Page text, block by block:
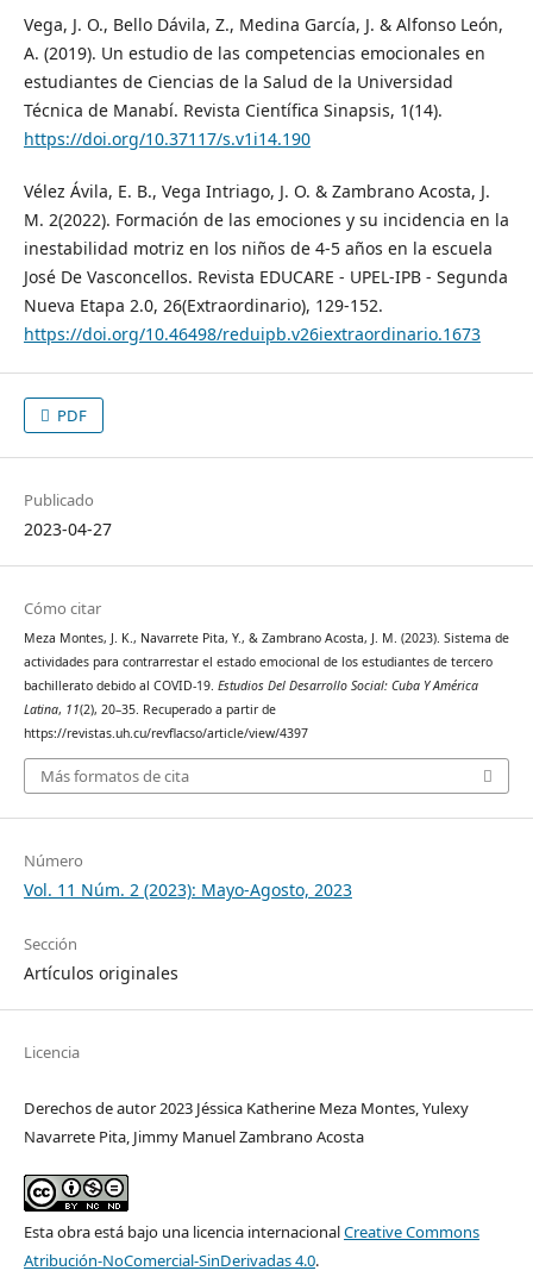
Vega, J. O., Bello Dávila, Z., Medina García, J. & Alfonso León,
A. (2019). Un estudio de las competencias emocionales en
estudiantes de Ciencias de la Salud de la Universidad
Técnica de Manabí. Revista Científica Sinapsis, 1(14).
https://doi.org/10.37117/s.v1i14.190
Vélez Ávila, E. B., Vega Intriago, J. O. & Zambrano Acosta, J.
M. 2(2022). Formación de las emociones y su incidencia en la
inestabilidad motriz en los niños de 4-5 años en la escuela
José De Vasconcellos. Revista EDUCARE - UPEL-IPB - Segunda
Nueva Etapa 2.0, 26(Extraordinario), 129-152.
https://doi.org/10.46498/reduipb.v26iextraordinario.1673
PDF
Publicado
2023-04-27
Cómo citar
Meza Montes, J. K., Navarrete Pita, Y., & Zambrano Acosta, J. M. (2023). Sistema de
actividades para contrarrestar el estado emocional de los estudiantes de tercero
bachillerato debido al COVID-19. Estudios Del Desarrollo Social: Cuba Y América
Latina, 11(2), 20–35. Recuperado a partir de
https://revistas.uh.cu/revflacso/article/view/4397
Más formatos de cita
Número
Vol. 11 Núm. 2 (2023): Mayo-Agosto, 2023
Sección
Artículos originales
Licencia
Derechos de autor 2023 Jéssica Katherine Meza Montes, Yulexy
Navarrete Pita, Jimmy Manuel Zambrano Acosta
Esta obra está bajo una licencia internacionalCreative Commons
Atribución-NoComercial-SinDerivadas 4.0.